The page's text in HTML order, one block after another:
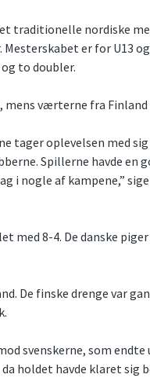
traditionelle nordiske
er for U13
to doubler.
mens værterne fra
tager oplevelsen med
Spillerne havde en
i nogle af kampene,”
med 8-4. De danske
De finske drenge var
svenskerne, som
holdet havde klaret sig